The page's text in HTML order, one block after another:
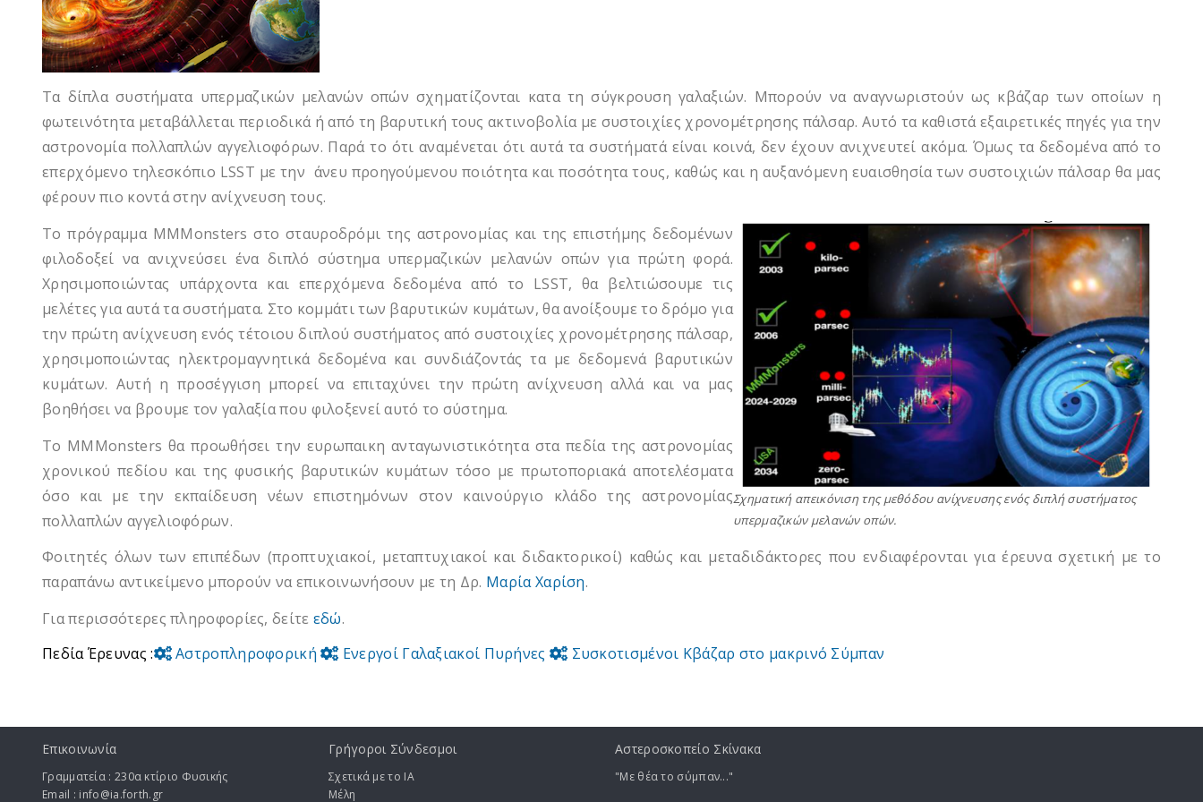
Τα δίπλα συστήματα υπερμαζικών μελανών οπών σχηματίζονται κατα τη σύγκρουση γαλαξιών. Μπορούν να αναγνωριστούν ως κβάζαρ των οποίων η
φωτεινότητα μεταβάλλεται περιοδικά ή από τη βαρυτική τους ακτινοβολία με συστοιχίες χρονομέτρησης πάλσαρ. Αυτό τα καθιστά εξαιρετικές πηγές για την
αστρονομία πολλαπλών αγγελιοφόρων. Παρά το ότι αναμένεται ότι αυτά τα συστήματά είναι κοινά, δεν έχουν ανιχνευτεί ακόμα. Όμως τα δεδομένα από το
επερχόμενο τηλεσκόπιο LSST με την άνευ προηγούμενου ποιότητα και ποσότητα τους, καθώς και η αυξανόμενη ευαισθησία των συστοιχιών πάλσαρ θα μας
φέρουν πιο κοντά στην ανίχνευση τους.
Σχηματική απεικόνιση της μεθόδου ανίχνευσης ενός διπλή συστήματος
υπερμαζικών μελανών οπών.
Το πρόγραμμα MMMonsters στο σταυροδρόμι της αστρονομίας και της επιστήμης δεδομένων
φιλοδοξεί να ανιχνεύσει ένα διπλό σύστημα υπερμαζικών μελανών οπών για πρώτη φορά.
Χρησιμοποιώντας υπάρχοντα και επερχόμενα δεδομένα από το LSST, θα βελτιώσουμε τις
μελέτες για αυτά τα συστήματα. Στο κομμάτι των βαρυτικών κυμάτων, θα ανοίξουμε το δρόμο για
την πρώτη ανίχνευση ενός τέτοιου διπλού συστήματος από συστοιχίες χρονομέτρησης πάλσαρ,
χρησιμοποιώντας ηλεκτρομαγνητικά δεδομένα και συνδιάζοντάς τα με δεδομενά βαρυτικών
κυμάτων. Αυτή η προσέγγιση μπορεί να επιταχύνει την πρώτη ανίχνευση αλλά και να μας
βοηθήσει να βρουμε τον γαλαξία που φιλοξενεί αυτό το σύστημα.
Το MMMonsters θα προωθήσει την ευρωπαικη ανταγωνιστικότητα στα πεδία της αστρονομίας
χρονικού πεδίου και της φυσικής βαρυτικών κυμάτων τόσο με πρωτοποριακά αποτελέσματα
όσο και με την εκπαίδευση νέων επιστημόνων στον καινούργιο κλάδο της αστρονομίας
πολλαπλών αγγελιοφόρων.
Φοιτητές όλων των επιπέδων (προπτυχιακοί, μεταπτυχιακοί και διδακτορικοί) καθώς και μεταδιδάκτορες που ενδιαφέρονται για έρευνα σχετική με το
παραπάνω αντικείμενο μπορούν να επικοινωνήσουν με τη Δρ. Μαρία Χαρίση.
Για περισσότερες πληροφορίες, δείτε εδώ.
Πεδία Έρευνας :
Αστροπληροφορική Ενεργοί Γαλαξιακοί Πυρήνες Συσκοτισμένοι Κβάζαρ στο μακρινό Σύμπαν
Επικοινωνία
Γραμματεία : 230α κτίριο Φυσικής
Email : info@ia.forth.gr
Γρήγοροι Σύνδεσμοι
Σχετικά με το ΙA
Μέλη
Αστεροσκοπείο Σκίνακα
"Με θέα το σύμπαν..."